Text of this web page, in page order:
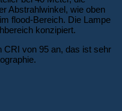
Abstrahlwinkel, wie oben
flood-Bereich. Die Lampe
konzipiert.
CRI von 95 an, das ist sehr